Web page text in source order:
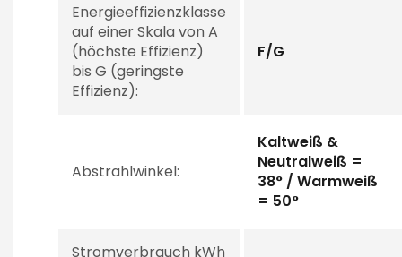
Energieeffizienzklasse
auf einer Skala von A
(höchste Effizienz)
bis G (geringste
Effizienz):
F/G
Abstrahlwinkel:
Kaltweiß &
Neutralweiß =
38° / Warmweiß
= 50°
Stromverbrauch kWh